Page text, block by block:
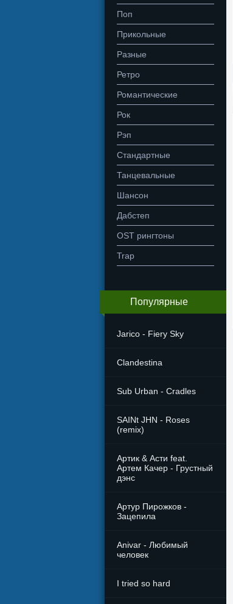
Поп
Прикольные
Разные
Ретро
Романтические
Рок
Рэп
Стандартные
Танцевальные
Шансон
Дабстеп
OST рингтоны
Trap
Популярные
Jarico - Fiery Sky
Clandestina
Sub Urban - Cradles
SAINt JHN - Roses
(remix)
Артик & Асти feat.
Артем Качер - Грустный
дэнс
Артур Пирожков -
Зацепила
Anivar - Любимый
человек
I tried so hard